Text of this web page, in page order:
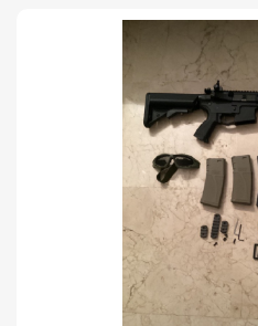
TIRO Y COMPETICIÓN